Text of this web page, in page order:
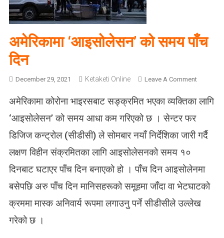
अमेरिकामा ‘आइसोलेसन’ को समय पाँच
दिन
December 29, 2021 Ketaketi Online Leave A CommentO
अ
का
आ
इ
ले
अमेरिकामा कोरोना भाइरसबाट सङ्क्रमित भएका व्यक्तिका लागि
‘आइसोलेसन’ को समय आधा कम गरिएको छ । सेन्टर फर
डिजिज कन्ट्रोल (सीडीसी) ले सोमबार नयाँ निर्देशिका जारी गर्दै
लक्षण विहीन संक्रमितका लागि आइसोलेसनको समय १०
दिनबाट घटाएर पाँच दिन बनाएको हो । पाँच दिन आइसोलेनमा
बसेपछि अरु पाँच दिन मानिसहरूको समूहमा जाँदा वा भेटघाटको
क्रममा मास्क अनिवार्य रूपमा लगाउनु पर्ने सीडीसीले उल्लेख
गरेको छ ।